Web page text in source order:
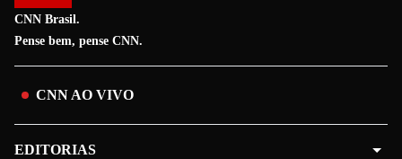
CNN Brasil.
Pense bem, pense CNN.
CNN AO VIVO
EDITORIAS